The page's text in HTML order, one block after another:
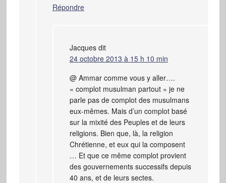
Répondre
Jacques dit
24 octobre 2013 à 15 h 10 min
@ Ammar comme vous y aller….
« complot musulman partout » je ne
parle pas de complot des musulmans
eux-mêmes. Mais d’un complot basé
sur la mixité des Peuples et de leurs
religions. Bien que, là, la religion
Chrétienne, et eux qui la composent
… Et que ce même complot provient
des gouvernements successifs depuis
40 ans, et de leurs sectes.